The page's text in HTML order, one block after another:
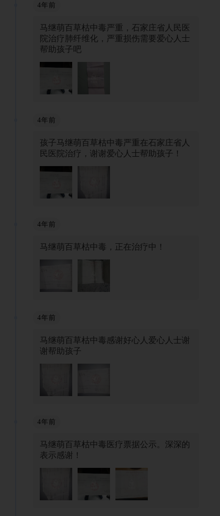
4年前
马继萌百草枯中毒严重，石家庄省人民医
院治疗肺纤维化，严重损伤需要爱心人士
帮助孩子吧
4年前
孩子马继萌百草枯中毒严重在石家庄省人
民医院治疗，谢谢爱心人士帮助孩子！
4年前
马继萌百草枯中毒，正在治疗中！
4年前
马继萌百草枯中毒感谢好心人爱心人士谢
谢帮助孩子
4年前
马继萌百草枯中毒医疗票据公示。深深的
表示感谢！